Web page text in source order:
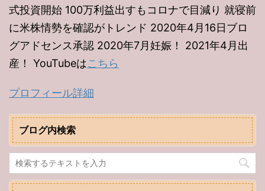
式投資開始 100万利益出すもコロナで目減り 就寝前
に米株情勢を確認がトレンド 2020年4月16日ブロ
グアドセンス承認 2020年7月妊娠！ 2021年4月出
産！ YouTubeはこちら
プロフィール詳細
ブログ内検索